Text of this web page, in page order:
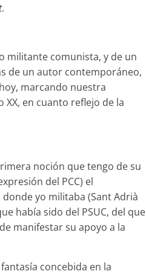
.
militante comunista, y de un
de un autor contemporáneo,
marcando nuestra
en cuanto reflejo de la
noción que tengo de su
del PCC) el
donde yo militaba (Sant Adrià
había sido del PSUC, del que
manifestar su apoyo a la
concebida en la